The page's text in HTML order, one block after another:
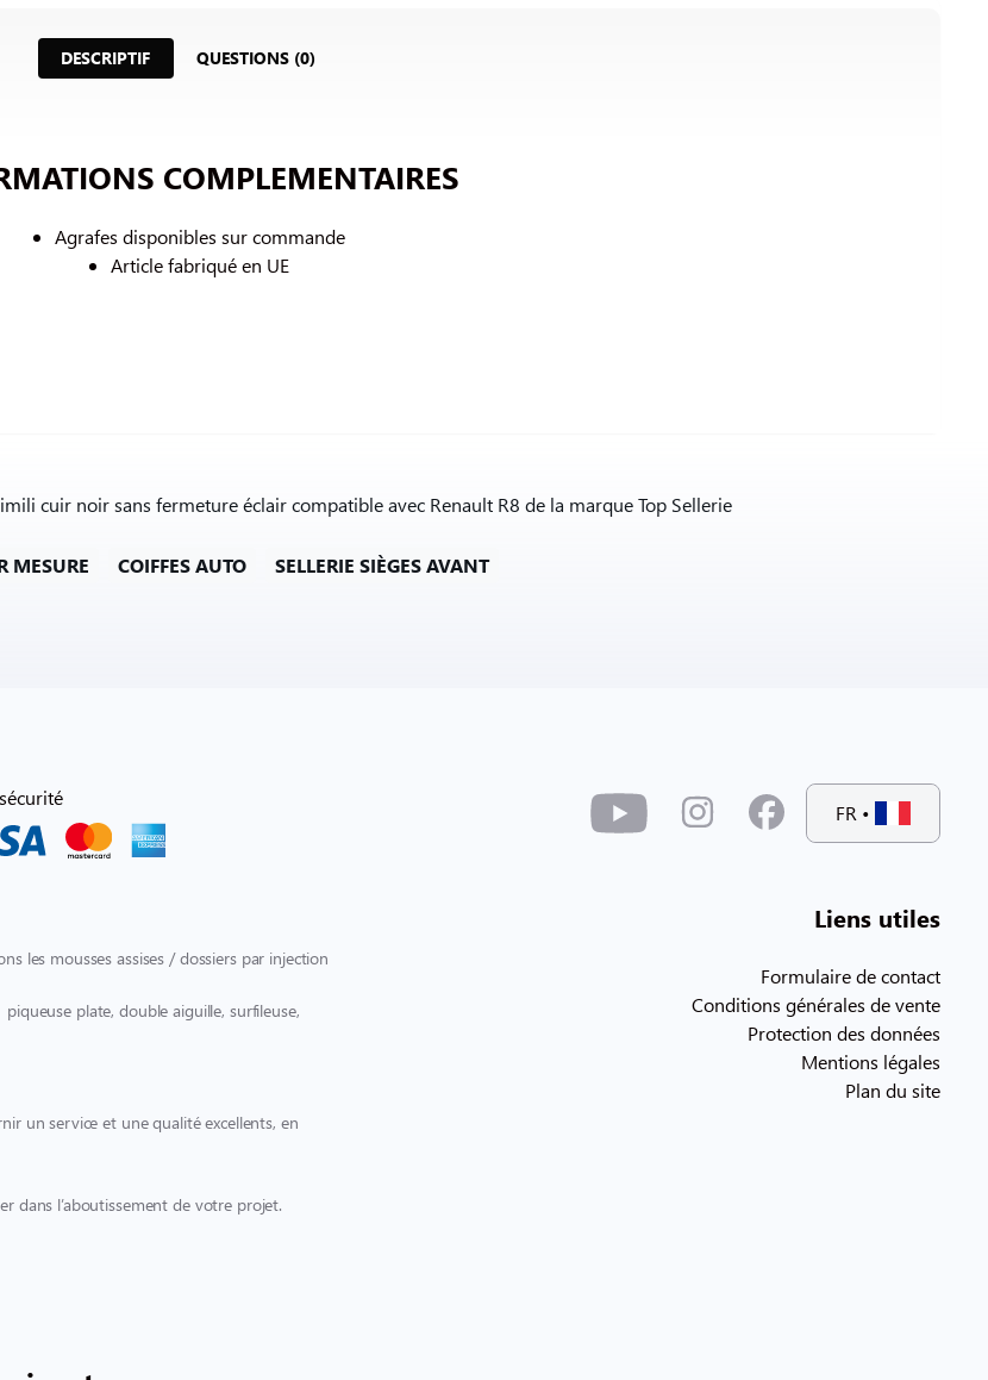
DESCRIPTIF QUESTIONS (0)
COMPLEMENTAIRES
Agrafes disponibles sur commande
Article fabriqué en UE
cuir noir sans fermeture éclair compatible avec Renault R8 de la marque Top Sellerie
MESURE COIFFES AUTO SELLERIE SIÈGES AVANT
les mousses assises / dossiers par injection
plate, double aiguille, surfileuse,
un service et une qualité excellents, en
dans l’aboutissement de votre projet.
FR •
Liens utiles
Formulaire de contact
Conditions générales de vente
Protection des données
Mentions légales
Plan du site